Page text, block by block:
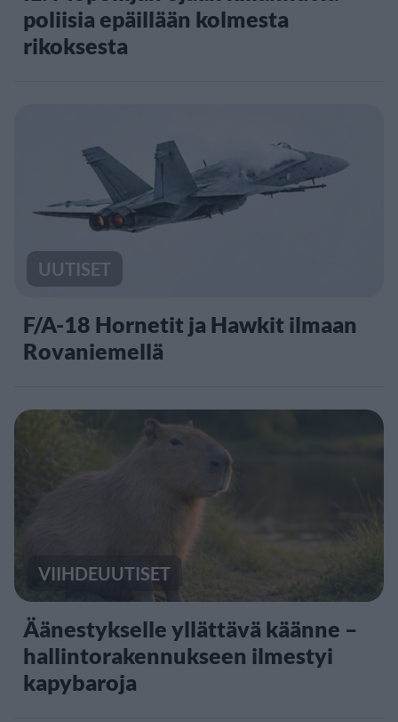
poliisia epäillään kolmesta
rikoksesta
UUTISET
F/A-18 Hornetit ja Hawkit ilmaan
Rovaniemellä
VIIHDEUUTISET
Äänestykselle yllättävä käänne –
hallintorakennukseen ilmestyi
kapybaroja